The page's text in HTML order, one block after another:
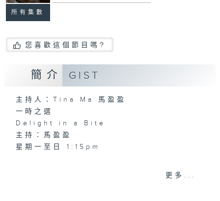
所有集數
您喜歡這個節目嗎?
簡介 GIST
主持人：Tina Ma 馬盈盈
一時之選
Delight in a Bite
主持：馬盈盈
星期一至日 1:15pm
完成上午的工作，正是舒一口氣的時候，有什
更多...